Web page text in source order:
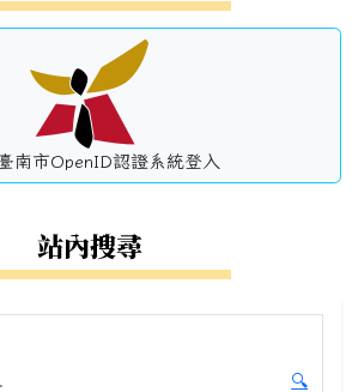
南市OpenID認證系統登入
站內搜尋
🔍